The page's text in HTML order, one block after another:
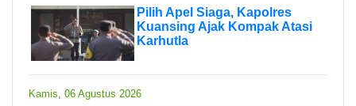
Pilih Apel Siaga, Kapolres
Kuansing Ajak Kompak Atasi
Karhutla
Kamis, 06 Agustus 2026